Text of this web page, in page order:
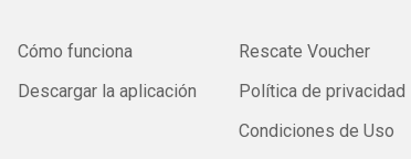
Cómo funciona
Descargar la aplicación
Rescate Voucher
Política de privacidad
Condiciones de Uso